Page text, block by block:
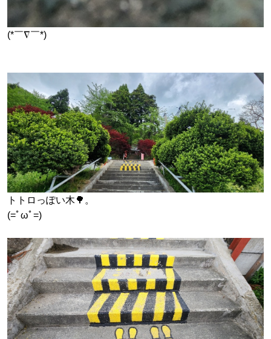
(*￣∇￣*)
トトロっぽい木🌳。
(=ﾟωﾟ=)